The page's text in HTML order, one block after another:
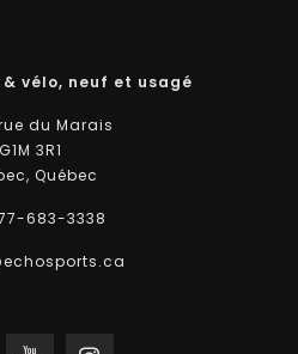
vélo, neuf et usagé
du Marais
G1M 3R1
Québec
683-3338